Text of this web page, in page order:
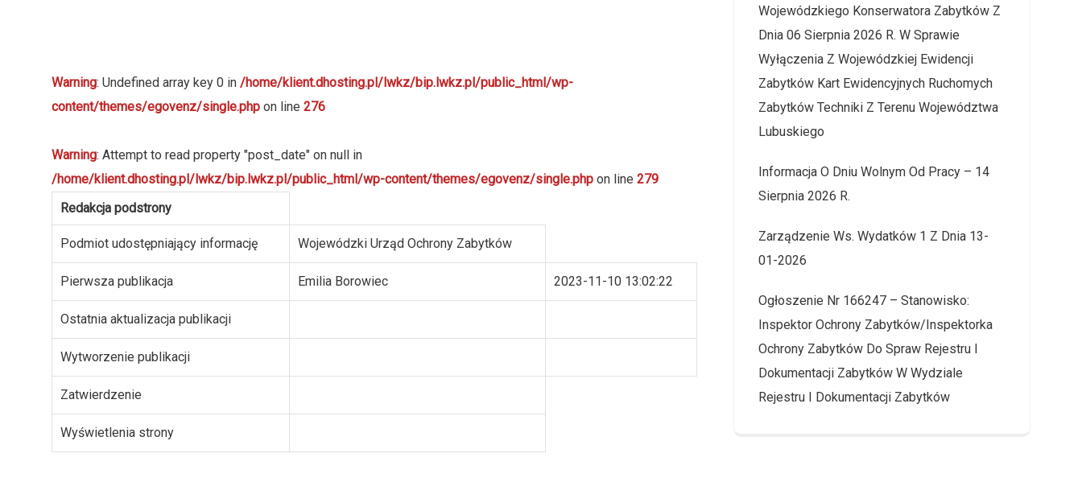
Warning: Undefined array key 0 in /home/klient.dhosting.pl/lwkz/bip.lwkz.pl/public_html/wp-
content/themes/egovenz/single.php on line 276
Warning: Attempt to read property "post_date" on null in
/home/klient.dhosting.pl/lwkz/bip.lwkz.pl/public_html/wp-content/themes/egovenz/single.php on line 279
Redakcja podstrony
Podmiot udostępniający informację Wojewódzki Urząd Ochrony Zabytków
Pierwsza publikacja Emilia Borowiec 2023-11-10 13:02:22
Ostatnia aktualizacja publikacji
Wytworzenie publikacji
Zatwierdzenie
Wyświetlenia strony
Wojewódzkiego Konserwatora Zabytków Z
Dnia 06 Sierpnia 2026 R. W Sprawie
Wyłączenia Z Wojewódzkiej Ewidencji
Zabytków Kart Ewidencyjnych Ruchomych
Zabytków Techniki Z Terenu Województwa
Lubuskiego
Informacja O Dniu Wolnym Od Pracy – 14
Sierpnia 2026 R.
Zarządzenie Ws. Wydatków 1 Z Dnia 13-
01-2026
Ogłoszenie Nr 166247 – Stanowisko:
Inspektor Ochrony Zabytków/Inspektorka
Ochrony Zabytków Do Spraw Rejestru I
Dokumentacji Zabytków W Wydziale
Rejestru I Dokumentacji Zabytków